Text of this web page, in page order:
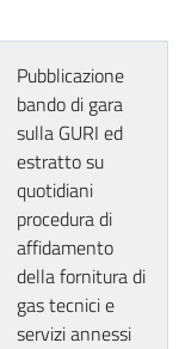
Pubblicazione
bando di gara
sulla GURI ed
estratto su
quotidiani
procedura di
affidamento
della fornitura di
gas tecnici e
servizi annessi